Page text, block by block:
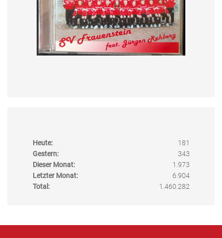
Heute:
181
Gestern:
343
Dieser Monat:
1.973
Letzter Monat:
6.904
Total:
1.460.282